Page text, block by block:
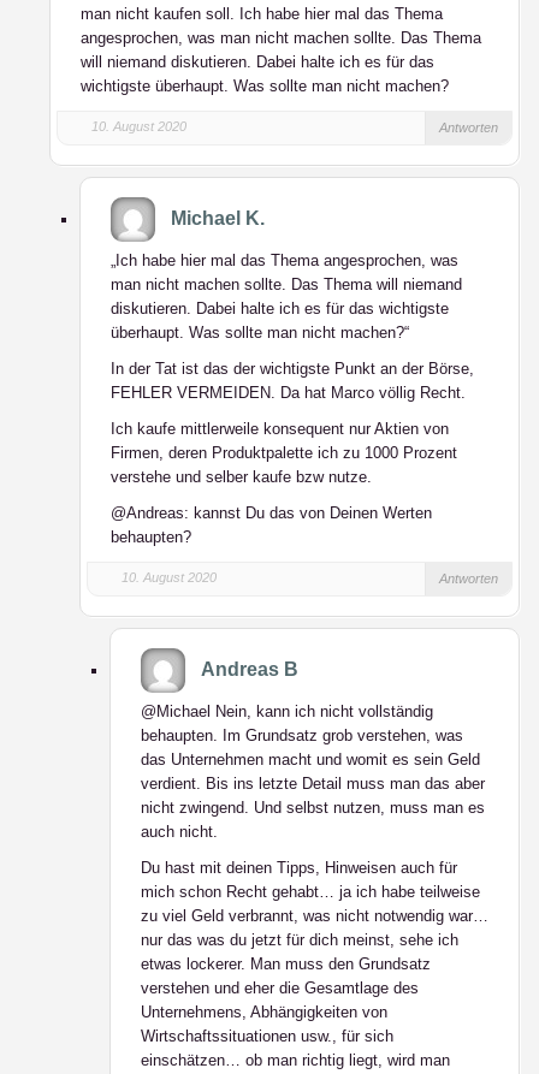
man nicht kaufen soll. Ich habe hier mal das Thema
angesprochen, was man nicht machen sollte. Das Thema
will niemand diskutieren. Dabei halte ich es für das
wichtigste überhaupt. Was sollte man nicht machen?
10. August 2020 Antworten
Michael K.
„Ich habe hier mal das Thema angesprochen, was
man nicht machen sollte. Das Thema will niemand
diskutieren. Dabei halte ich es für das wichtigste
überhaupt. Was sollte man nicht machen?“
In der Tat ist das der wichtigste Punkt an der Börse,
FEHLER VERMEIDEN. Da hat Marco völlig Recht.
Ich kaufe mittlerweile konsequent nur Aktien von
Firmen, deren Produktpalette ich zu 1000 Prozent
verstehe und selber kaufe bzw nutze.
@Andreas: kannst Du das von Deinen Werten
behaupten?
10. August 2020 Antworten
Andreas B
@Michael Nein, kann ich nicht vollständig
behaupten. Im Grundsatz grob verstehen, was
das Unternehmen macht und womit es sein Geld
verdient. Bis ins letzte Detail muss man das aber
nicht zwingend. Und selbst nutzen, muss man es
auch nicht.
Du hast mit deinen Tipps, Hinweisen auch für
mich schon Recht gehabt… ja ich habe teilweise
zu viel Geld verbrannt, was nicht notwendig war…
nur das was du jetzt für dich meinst, sehe ich
etwas lockerer. Man muss den Grundsatz
verstehen und eher die Gesamtlage des
Unternehmens, Abhängigkeiten von
Wirtschaftssituationen usw., für sich
einschätzen… ob man richtig liegt, wird man